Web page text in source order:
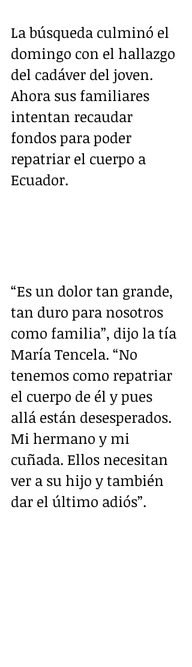
La búsqueda culminó el
domingo con el hallazgo
del cadáver del joven.
Ahora sus familiares
intentan recaudar
fondos para poder
repatriar el cuerpo a
Ecuador.
“Es un dolor tan grande,
tan duro para nosotros
como familia”, dijo la tía
María Tencela. “No
tenemos como repatriar
el cuerpo de él y pues
allá están desesperados.
Mi hermano y mi
cuñada. Ellos necesitan
ver a su hijo y también
dar el último adiós”.